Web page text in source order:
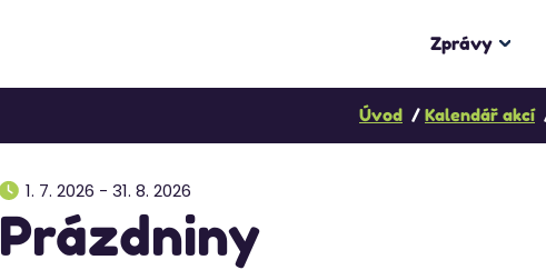
Zprávy
Úvod Kalendář akcí
1. 7. 2026 - 31. 8. 2026
Prázdniny